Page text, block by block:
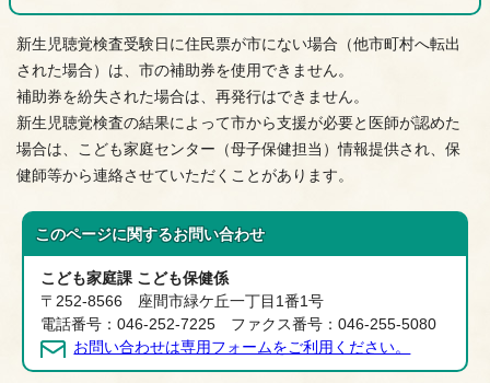
新生児聴覚検査受験日に住民票が市にない場合（他市町村へ転出
された場合）は、市の補助券を使用できません。
補助券を紛失された場合は、再発行はできません。
新生児聴覚検査の結果によって市から支援が必要と医師が認めた
場合は、こども家庭センター（母子保健担当）情報提供され、保
健師等から連絡させていただくことがあります。
このページに関するお問い合わせ
こども家庭課 こども保健係
〒252-8566 座間市緑ケ丘一丁目1番1号
電話番号：046-252-7225 ファクス番号：046-255-5080
お問い合わせは専用フォームをご利用ください。